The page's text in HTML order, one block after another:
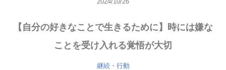
【自分の好きなことで生きるために】時には嫌な
ことを受け入れる覚悟が大切
継続・行動